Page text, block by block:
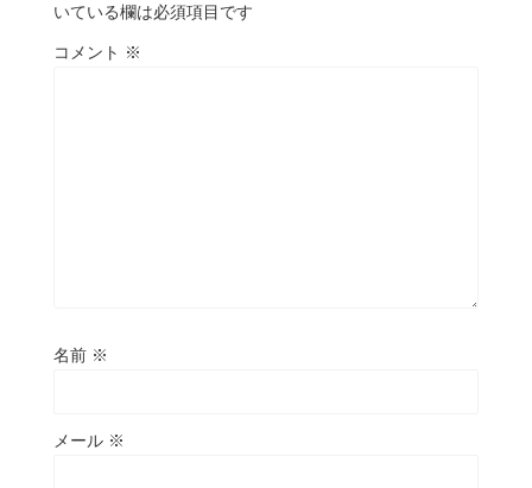
いている欄は必須項目です
コメント ※
名前 ※
メール ※